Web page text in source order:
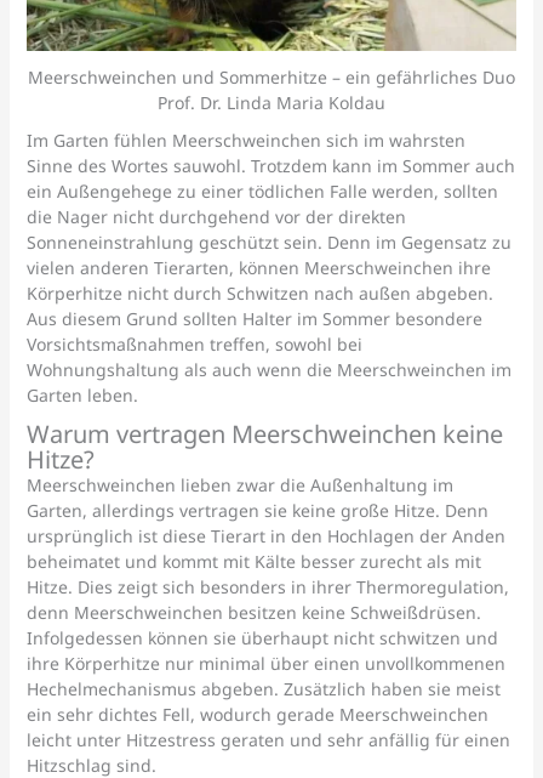
Meerschweinchen und Sommerhitze – ein gefährliches Duo
Prof. Dr. Linda Maria Koldau
Im Garten fühlen Meerschweinchen sich im wahrsten
Sinne des Wortes sauwohl. Trotzdem kann im Sommer auch
ein Außengehege zu einer tödlichen Falle werden, sollten
die Nager nicht durchgehend vor der direkten
Sonneneinstrahlung geschützt sein. Denn im Gegensatz zu
vielen anderen Tierarten, können Meerschweinchen ihre
Körperhitze nicht durch Schwitzen nach außen abgeben.
Aus diesem Grund sollten Halter im Sommer besondere
Vorsichtsmaßnahmen treffen, sowohl bei
Wohnungshaltung als auch wenn die Meerschweinchen im
Garten leben.
Warum vertragen Meerschweinchen keine
Hitze?
Meerschweinchen lieben zwar die Außenhaltung im
Garten, allerdings vertragen sie keine große Hitze. Denn
ursprünglich ist diese Tierart in den Hochlagen der Anden
beheimatet und kommt mit Kälte besser zurecht als mit
Hitze. Dies zeigt sich besonders in ihrer Thermoregulation,
denn Meerschweinchen besitzen keine Schweißdrüsen.
Infolgedessen können sie überhaupt nicht schwitzen und
ihre Körperhitze nur minimal über einen unvollkommenen
Hechelmechanismus abgeben. Zusätzlich haben sie meist
ein sehr dichtes Fell, wodurch gerade Meerschweinchen
leicht unter Hitzestress geraten und sehr anfällig für einen
Hitzschlag sind.